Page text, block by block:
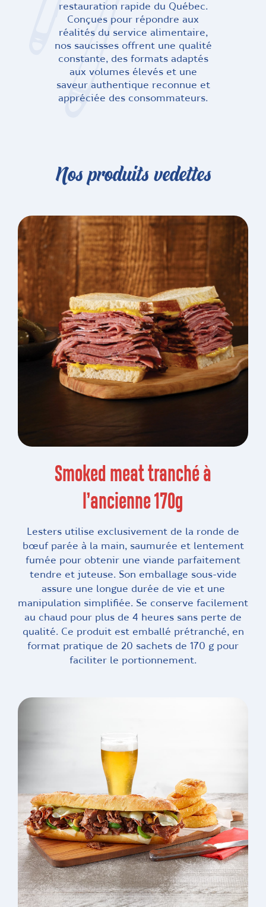
restauration rapide du Québec.
Conçues pour répondre aux
réalités du service alimentaire,
nos saucisses offrent une qualité
constante, des formats adaptés
aux volumes élevés et une
saveur authentique reconnue et
appréciée des consommateurs.
Nos produits vedettes
Smoked meat tranché à
l’ancienne 170g
Lesters utilise exclusivement de la ronde de
bœuf parée à la main, saumurée et lentement
fumée pour obtenir une viande parfaitement
tendre et juteuse. Son emballage sous-vide
assure une longue durée de vie et une
manipulation simplifiée. Se conserve facilement
au chaud pour plus de 4 heures sans perte de
qualité. Ce produit est emballé prétranché, en
format pratique de 20 sachets de 170 g pour
faciliter le portionnement.